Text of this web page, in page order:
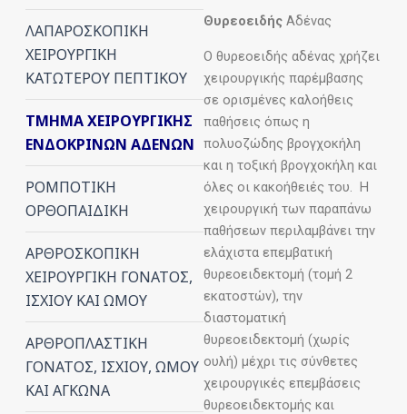
ΛΑΠΑΡΟΣΚΟΠΙΚΗ
ΧΕΙΡΟΥΡΓΙΚΗ
ΚΑΤΩΤΕΡΟΥ ΠΕΠΤΙΚΟΥ
ΤΜΗΜΑ ΧΕΙΡΟΥΡΓΙΚΗΣ
ΕΝΔΟΚΡΙΝΩΝ ΑΔΕΝΩΝ
ΡΟΜΠΟΤΙΚΗ
ΟΡΘΟΠΑΙΔΙΚΗ
ΑΡΘΡΟΣΚΟΠΙΚΗ
ΧΕΙΡΟΥΡΓΙΚΗ ΓΟΝΑΤΟΣ,
ΙΣΧΙΟΥ ΚΑΙ ΩΜΟΥ
ΑΡΘΡΟΠΛΑΣΤΙΚΗ
ΓΟΝΑΤΟΣ, ΙΣΧΙΟΥ, ΩΜΟΥ
ΚΑΙ ΑΓΚΩΝΑ
Θυρεοειδής Αδένας
Ο θυρεοειδής αδένας χρήζει
χειρουργικής παρέμβασης
σε ορισμένες καλοήθεις
παθήσεις όπως η
πολυοζώδης βρογχοκήλη
και η τοξική βρογχοκήλη και
όλες οι κακοήθειές του. Η
χειρουργική των παραπάνω
παθήσεων περιλαμβάνει την
ελάχιστα επεμβατική
θυρεοειδεκτομή (τομή 2
εκατοστών), την
διαστοματική
θυρεοειδεκτομή (χωρίς
ουλή) μέχρι τις σύνθετες
χειρουργικές επεμβάσεις
θυρεοειδεκτομής και